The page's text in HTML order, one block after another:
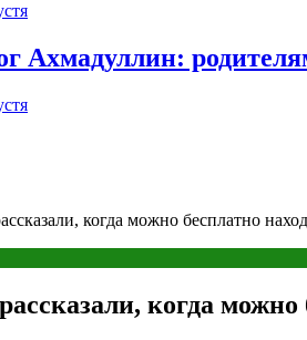
Ахмадуллин:
когда можно бесплатно
когда